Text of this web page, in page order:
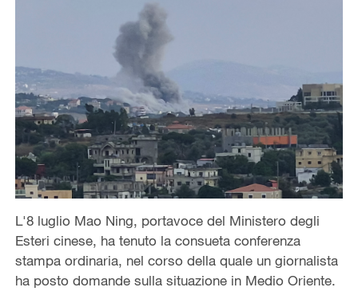
L'8 luglio Mao Ning, portavoce del Ministero degli
Esteri cinese, ha tenuto la consueta conferenza
stampa ordinaria, nel corso della quale un giornalista
ha posto domande sulla situazione in Medio Oriente.